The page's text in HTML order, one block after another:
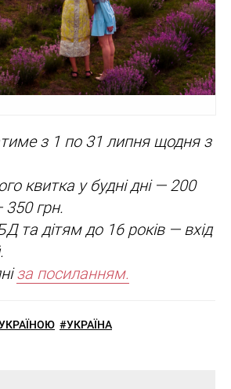
з 1 по 31 липня щодня з
квитка у будні дні — 200
350 грн.
та дітям до 16 років — вхід
за посиланням.
#УКРАЇНА